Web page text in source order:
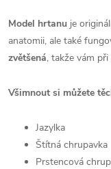
Model hrtanu je
anatomii, ale také
zvětšená, takže vám
Všimnout si můžete
Jazylka
Štítná chrupavka
Prstencová